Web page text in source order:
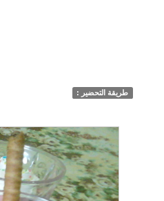
طريقة التحضير :